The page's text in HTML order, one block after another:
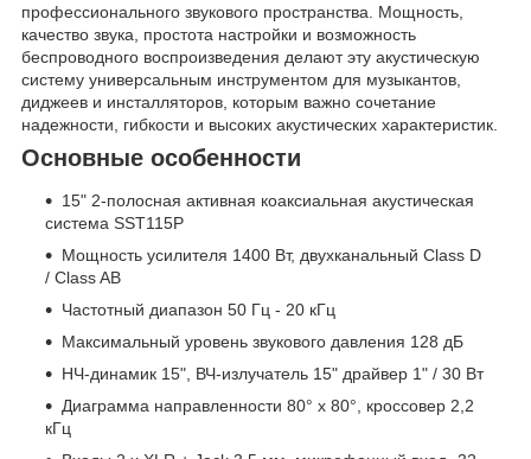
профессионального звукового пространства. Мощность,
качество звука, простота настройки и возможность
беспроводного воспроизведения делают эту акустическую
систему универсальным инструментом для музыкантов,
диджеев и инсталляторов, которым важно сочетание
надежности, гибкости и высоких акустических характеристик.
Основные особенности
15" 2-полосная активная коаксиальная акустическая
система SST115P
Мощность усилителя 1400 Вт, двухканальный Class D
/ Class AB
Частотный диапазон 50 Гц - 20 кГц
Максимальный уровень звукового давления 128 дБ
НЧ-динамик 15", ВЧ-излучатель 15" драйвер 1" / 30 Вт
Диаграмма направленности 80° x 80°, кроссовер 2,2
кГц